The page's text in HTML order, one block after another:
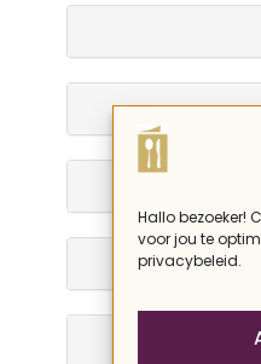
Hallo bezoeker!
voor jou te
privacybeleid.